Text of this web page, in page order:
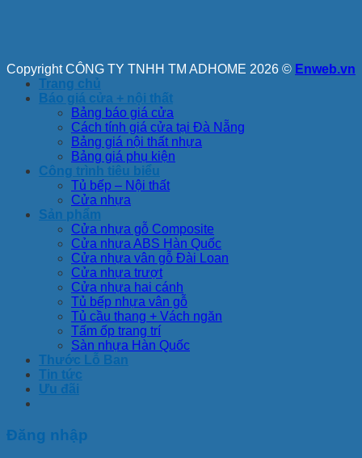
Copyright CÔNG TY TNHH TM ADHOME 2026 © Enweb.vn
Trang chủ
Báo giá cửa + nội thất
Bảng báo giá cửa
Cách tính giá cửa tại Đà Nẵng
Bảng giá nội thất nhựa
Bảng giá phụ kiện
Công trình tiêu biểu
Tủ bếp – Nội thất
Cửa nhựa
Sản phẩm
Cửa nhựa gỗ Composite
Cửa nhựa ABS Hàn Quốc
Cửa nhựa vân gỗ Đài Loan
Cửa nhựa trượt
Cửa nhựa hai cánh
Tủ bếp nhựa vân gỗ
Tủ cầu thang + Vách ngăn
Tấm ốp trang trí
Sàn nhựa Hàn Quốc
Thước Lỗ Ban
Tin tức
Ưu đãi
Đăng nhập